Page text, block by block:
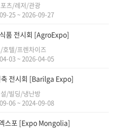
츠/레저/관광
25 ~ 2026-09-27
품 전시회 [AgroExpo]
호텔/프렌차이즈
03 ~ 2026-04-05
축 전시회 [Barilga Expo]
/빌딩/냉난방
06 ~ 2024-09-08
스포 [Expo Mongolia]